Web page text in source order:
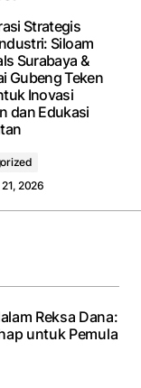
Strategis
Siloam
Surabaya &
Gubeng Teken
Inovasi
dan Edukasi
2026
Reksa Dana:
untuk Pemula